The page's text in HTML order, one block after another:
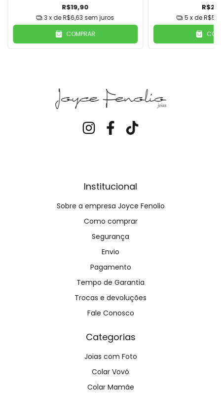
R$19,90
3 x deR$6,63 sem juros
COMPRAR
5 x de
Institucional
Sobre a empresa Joyce Fenolio
Como comprar
Segurança
Envio
Pagamento
Tempo de Garantia
Trocas e devoluções
Fale Conosco
Categorias
Joias com Foto
Colar Vovó
Colar Mamãe